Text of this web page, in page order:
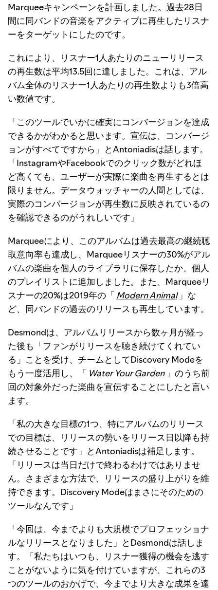
Marqueeキャンペーンを計画しました。過去28日
間に同バンドの音楽をアクティブに再生したリスナ
ーをターゲットにしたのです。
これにより、リスナー1人あたりのニューリリース
の再生数は平均13.5回に達しました。これは、アル
バム全体のリスナー1人あたりの再生数よりも3倍高
い数値です。
「このツールでいかに確実にコンバージョンを達成
できるかがわかると思います。宣伝は、コンバージ
ョンがすべてですから」とAntoniadisは話します。
「InstagramやFacebookでのクリック数がどれほ
ど高くても、ユーザーが実際に楽曲を再生するとは
限りません。データウォッチャーの人間としては、
実際のコンバージョンが再生数に反映されているの
を確認できるのがうれしいです」
Marqueeにより、このアルバムは過去最高の継続聴
取意向率も達成し、Marqueeリスナーの30%がアル
バムの楽曲を個人のライブラリに保存したか、個人
のプレイリストに追加しました。また、Marqueeリ
スナーの20%は2019年の「 Modern Animal」な
ど、同バンドの過去のリリースも再生しています。
Desmondは、アルバムリリースから数ヶ月が経っ
た後も「ファンがリリースを聴き続けてくれてい
る」ことを受け、チームとしてDiscovery Modeを
もう一度活用し、「 Water Your Garden」のうち前
回の対象外だった楽曲を宣伝することにしたと言い
ます。
「私の大きな目標の1つ、特にアルバムのリリース
での目標は、リリースの勢いをリリース日以降も持
続させることです」とAntoniadisは補足します。
「リリースは当日だけで終わるわけではありませ
ん。さまざまな方法で、リリースの盛り上がりを維
持できます。Discovery Modeはまさにそのための
ツールなんです」
「今回は、今までよりも大規模でプロフェッショナ
ルなリリースとなりました」とDesmondは話しま
す。「私たちはいつも、リスナー獲得の機会を逃す
ことがないように気を付けていますが、これらの3
つのツールのおかげで、今までより大きな成果を達